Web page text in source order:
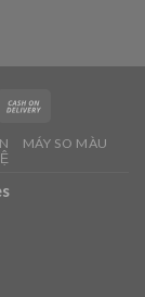
MÁY SO MÀU